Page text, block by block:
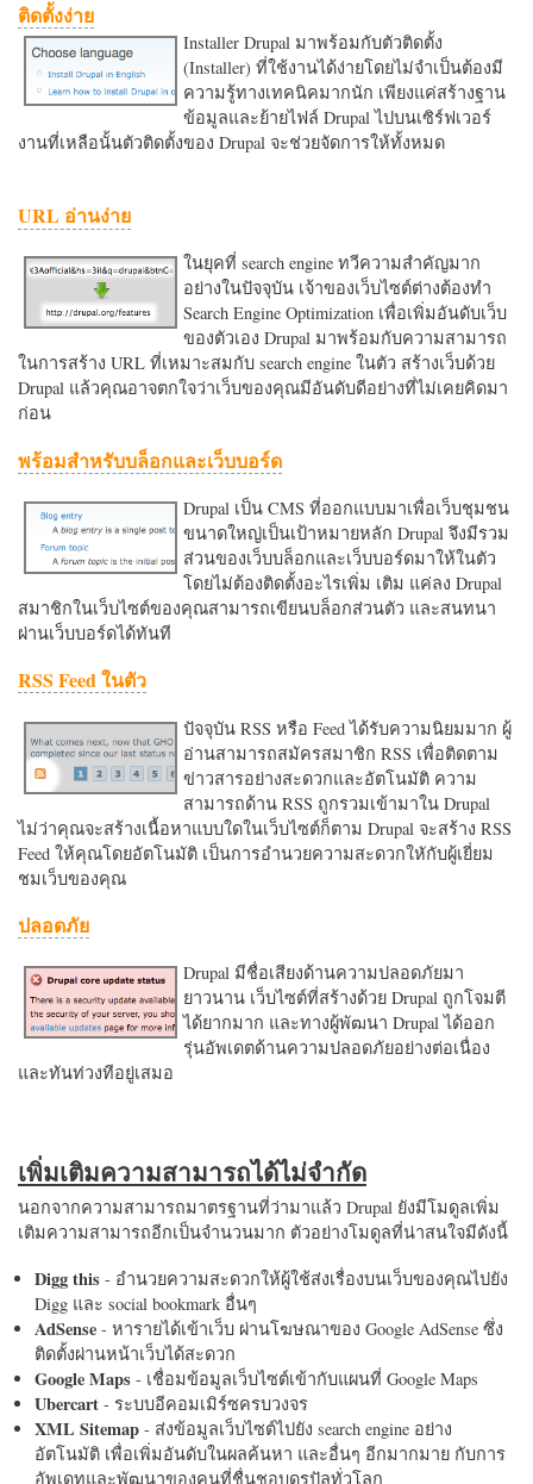
ติดตั้งง่าย
Installer Drupal มาพร้อมกับตัวติดตั้ง
(Installer) ที่ใช้งานได้ง่ายโดยไม่จำเป็นต้องมี
ความรู้ทางเทคนิคมากนัก เพียงแค่สร้างฐาน
ข้อมูลและย้ายไฟล์ Drupal ไปบนเซิร์ฟเวอร์
งานที่เหลือนั้นตัวติดตั้งของ Drupal จะช่วยจัดการให้ทั้งหมด
URL อ่านง่าย
ในยุคที่ search engine ทวีความสำคัญมาก
อย่างในปัจจุบัน เจ้าของเว็บไซต์ต่างต้องทำ
Search Engine Optimization เพื่อเพิ่มอันดับเว็บ
ของตัวเอง Drupal มาพร้อมกับความสามารถ
ในการสร้าง URL ที่เหมาะสมกับ search engine ในตัว สร้างเว็บด้วย
Drupal แล้วคุณอาจตกใจว่าเว็บของคุณมีอันดับดีอย่างที่ไม่เคยคิดมา
ก่อน
พร้อมสำหรับบล็อกและเว็บบอร์ด
Drupal เป็น CMS ที่ออกแบบมาเพื่อเว็บชุมชน
ขนาดใหญ่เป็นเป้าหมายหลัก Drupal จึงมีรวม
ส่วนของเว็บบล็อกและเว็บบอร์ดมาให้ในตัว
โดยไม่ต้องติดตั้งอะไรเพิ่ม เติม แค่ลง Drupal
สมาชิกในเว็บไซต์ของคุณสามารถเขียนบล็อกส่วนตัว และสนทนา
ผ่านเว็บบอร์ดได้ทันที
RSS Feed ในตัว
ปัจจุบัน RSS หรือ Feed ได้รับความนิยมมาก ผู้
อ่านสามารถสมัครสมาชิก RSS เพื่อติดตาม
ข่าวสารอย่างสะดวกและอัตโนมัติ ความ
สามารถด้าน RSS ถูกรวมเข้ามาใน Drupal
ไม่ว่าคุณจะสร้างเนื้อหาแบบใดในเว็บไซต์ก็ตาม Drupal จะสร้าง RSS
Feed ให้คุณโดยอัตโนมัติ เป็นการอำนวยความสะดวกใหักับผู้เยี่ยม
ชมเว็บของคุณ
ปลอดภัย
Drupal มีชื่อเสียงด้านความปลอดภัยมา
ยาวนาน เว็บไซต์ที่สร้างด้วย Drupal ถูกโจมตี
ได้ยากมาก และทางผู้พัฒนา Drupal ได้ออก
รุ่นอัพเดตด้านความปลอดภัยอย่างต่อเนื่อง
และทันท่วงทีอยู่เสมอ
เพิ่มเติมความสามารถได้ไม่จำกัด
นอกจากความสามารถมาตรฐานที่ว่ามาแล้ว Drupal ยังมีโมดูลเพิ่ม
เติมความสามารถอีกเป็นจำนวนมาก ตัวอย่างโมดูลที่น่าสนใจมีดังนี้
Digg this - อำนวยความสะดวกให้ผู้ใช้ส่งเรื่องบนเว็บของคุณไปยัง
Digg และ social bookmark อื่นๆ
AdSense - หารายได้เข้าเว็บ ผ่านโฆษณาของ Google AdSense ซึ่ง
ติดตั้งผ่านหน้าเว็บได้สะดวก
Google Maps - เชื่อมข้อมูลเว็บไซต์เข้ากับแผนที่ Google Maps
Ubercart - ระบบอีคอมเมิร์ซครบวงจร
XML Sitemap - ส่งข้อมูลเว็บไซต์ไปยัง search engine อย่าง
อัตโนมัติ เพื่อเพิ่มอันดับในผลค้นหา และอื่นๆ อีกมากมาย กับการ
อัพเดทและพัฒนาของคนที่ชื่นชอบดรูปัลทั่วโลก